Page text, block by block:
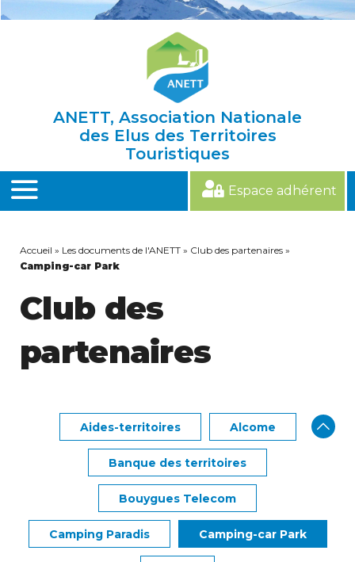
ANETT, Association Nationale
des Elus des Territoires
Touristiques
MENU
Espace adhérent
Accueil » Les documents de l'ANETT » Club des partenaires »
Camping-car Park
Club des
partenaires
Aides-territoires Alcome
Banque des territoires
Bouygues Telecom
Camping Paradis Camping-car Park